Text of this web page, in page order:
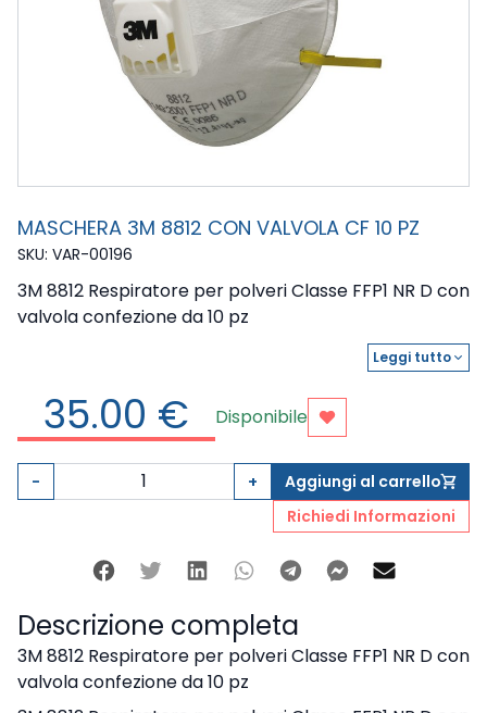
MASCHERA 3M 8812 CON VALVOLA CF 10 PZ
SKU: VAR-00196
3M 8812 Respiratore per polveri Classe FFP1 NR D con
valvola confezione da 10 pz
3M 8812 Respiratore per polveri Classe FFP1 NR D con
Leggi tuttoexpand_more
35.00 € Disponibile Aggiungi ai preferiti
- + Aggiungi al carrelloshopping_cart
Richiedi Informazioni
Facebook
TwitterLinkedinWhatsapp
TelegramFacebook
Descrizione completa
3M 8812 Respiratore per polveri Classe FFP1 NR D con
valvola confezione da 10 pz